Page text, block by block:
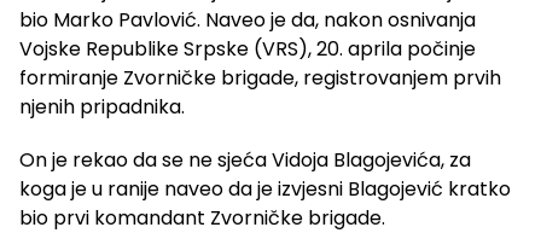
bio Marko Pavlović. Naveo je da, nakon osnivanja
Vojske Republike Srpske (VRS), 20. aprila počinje
formiranje Zvorničke brigade, registrovanjem prvih
njenih pripadnika.
On je rekao da se ne sjeća Vidoja Blagojevića, za
koga je u ranije naveo da je izvjesni Blagojević kratko
bio prvi komandant Zvorničke brigade.